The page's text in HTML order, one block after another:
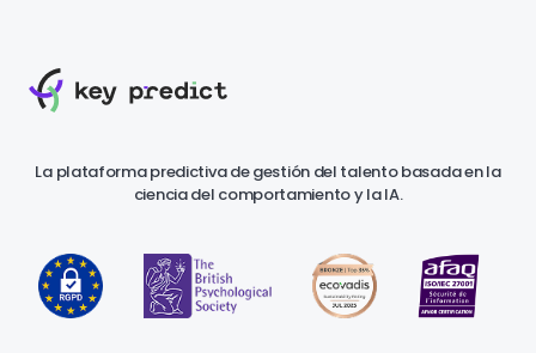
La plataforma predictiva de gestión del talento basada en la
ciencia del comportamiento y la IA.